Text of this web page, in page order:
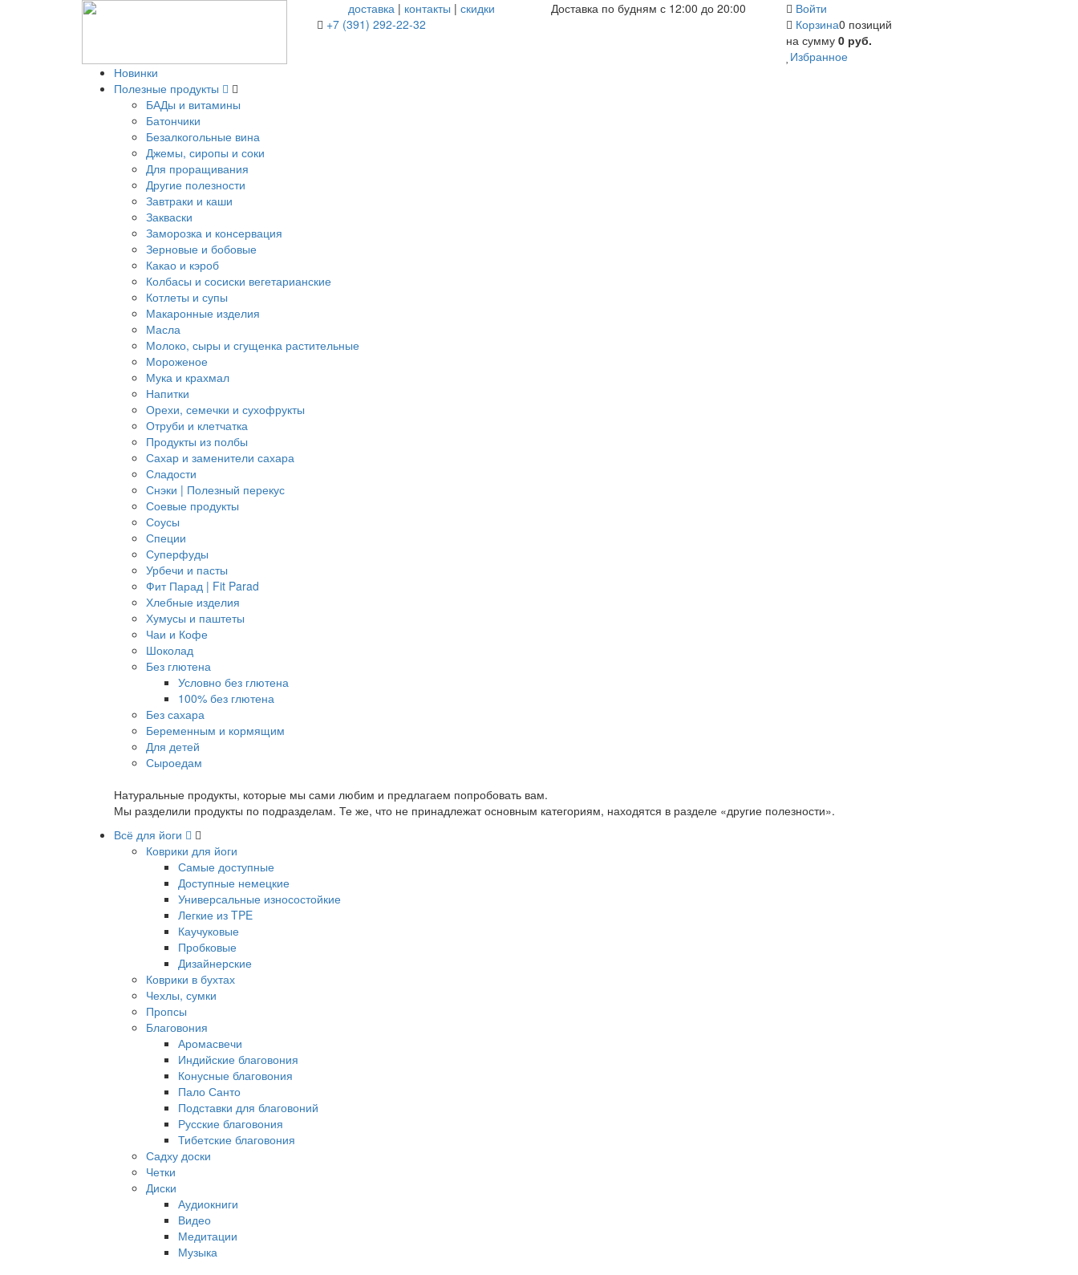
доставка | контакты |скидки
+7 (391) 292-22-32
Доставка по будням с 12:00 до 20:00
Войти
Корзина0 позиций
на сумму 0 руб.
Избранное
Новинки
Полезные продукты
БАДы и витамины
Батончики
Безалкогольные вина
Джемы, сиропы и соки
Для проращивания
Другие полезности
Завтраки и каши
Закваски
Заморозка и консервация
Зерновые и бобовые
Какао и кэроб
Колбасы и сосиски вегетарианские
Котлеты и супы
Макаронные изделия
Масла
Молоко, сыры и сгущенка растительные
Мороженое
Мука и крахмал
Напитки
Орехи, семечки и сухофрукты
Отруби и клетчатка
Продукты из полбы
Сахар и заменители сахара
Сладости
Снэки | Полезный перекус
Соевые продукты
Соусы
Специи
Суперфуды
Урбечи и пасты
Фит Парад | Fit Parad
Хлебные изделия
Хумусы и паштеты
Чаи и Кофе
Шоколад
Без глютена
Условно без глютена
100% без глютена
Без сахара
Беременным и кормящим
Для детей
Сыроедам
Натуральные продукты, которые мы сами любим и предлагаем попробовать вам.
Мы разделили продукты по подразделам. Те же, что не принадлежат основным категориям, находятся в разделе «другие полезности».
Всё для йоги
Коврики для йоги
Самые доступные
Доступные немецкие
Универсальные износостойкие
Легкие из TPE
Каучуковые
Пробковые
Дизайнерские
Коврики в бухтах
Чехлы, сумки
Пропсы
Благовония
Аромасвечи
Индийские благовония
Конусные благовония
Пало Санто
Подставки для благовоний
Русские благовония
Тибетские благовония
Садху доски
Четки
Диски
Аудиокниги
Видео
Медитации
Музыка